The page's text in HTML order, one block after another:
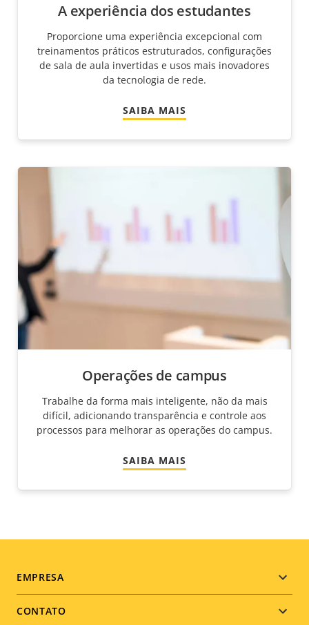
A experiência dos estudantes
Proporcione uma experiência excepcional com
treinamentos práticos estruturados, configurações
de sala de aula invertidas e usos mais inovadores
da tecnologia de rede.
SAIBA MAIS
Operações de campus
Trabalhe da forma mais inteligente, não da mais
difícil, adicionando transparência e controle aos
processos para melhorar as operações do campus.
SAIBA MAIS
Footer
menu
EMPRESA
CONTATO